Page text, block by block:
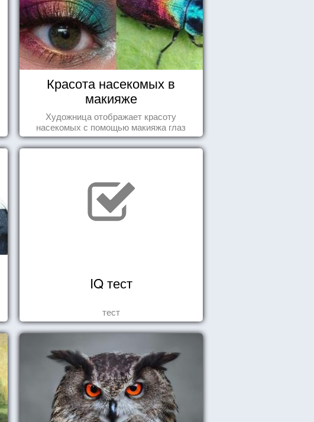
Красота насекомых в
макияже
Художница отображает красоту
насекомых с помощью макияжа глаз
IQ тест
тест